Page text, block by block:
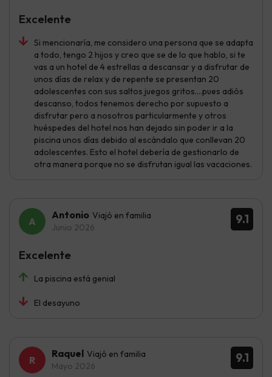
Si mencionaría, me considero una persona que se adapta
a todo, tengo 2 hijos y creo que se de lo que hablo, si te
vas a un hotel de 4 estrellas a descansar y a disfrutar de
unos días de relax y de repente se presentan 20
adolescentes con sus saltos juegos gritos....pues adiós
descanso, todos tenemos derecho por supuesto a
disfrutar pero a nosotros particularmente y otros
huéspedes del hotel nos han dejado sin poder ir a la
piscina unos días debido al escándalo que conllevan 20
adolescentes. Esto el hotel debería de gestionarlo de
otra manera porque no se disfrutan igual las vacaciones.
Excelente
9.1
Antonio Viajó en familia
Junio 2026
La piscina está genial
El desayuno
Excelente
9.1
Raquel Viajó en familia
Mayo 2026